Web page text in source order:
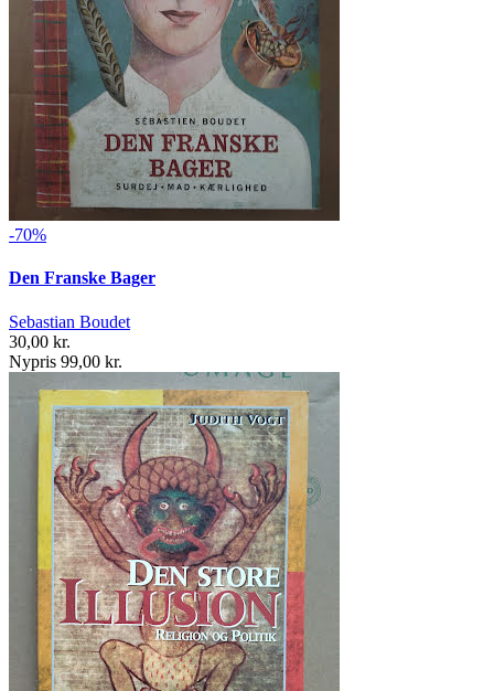
-70%
Den Franske Bager
Sebastian Boudet
30,00 kr.
Nypris 99,00 kr.